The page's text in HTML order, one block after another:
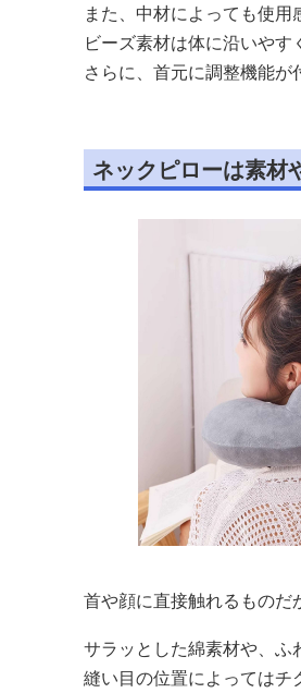
また、中材によっても使用
ビーズ素材は体に沿いやす
さらに、首元に調整機能
ネックピローは素材
首や顔に直接触れるものだ
サラッとした綿素材や、
縫い目の位置によっては